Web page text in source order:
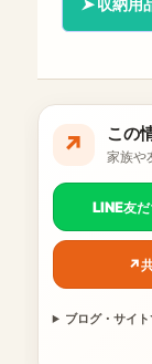
収納用
↗ この
家族や
LINE友
↗
ブログ・サイ